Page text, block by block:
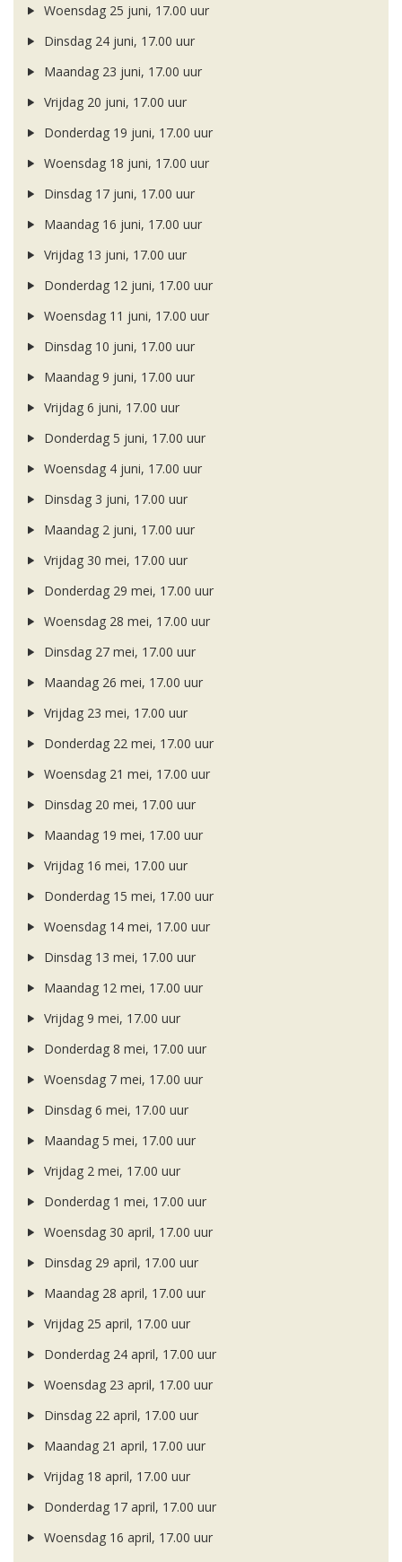
Woensdag 25 juni, 17.00 uur
Dinsdag 24 juni, 17.00 uur
Maandag 23 juni, 17.00 uur
Vrijdag 20 juni, 17.00 uur
Donderdag 19 juni, 17.00 uur
Woensdag 18 juni, 17.00 uur
Dinsdag 17 juni, 17.00 uur
Maandag 16 juni, 17.00 uur
Vrijdag 13 juni, 17.00 uur
Donderdag 12 juni, 17.00 uur
Woensdag 11 juni, 17.00 uur
Dinsdag 10 juni, 17.00 uur
Maandag 9 juni, 17.00 uur
Vrijdag 6 juni, 17.00 uur
Donderdag 5 juni, 17.00 uur
Woensdag 4 juni, 17.00 uur
Dinsdag 3 juni, 17.00 uur
Maandag 2 juni, 17.00 uur
Vrijdag 30 mei, 17.00 uur
Donderdag 29 mei, 17.00 uur
Woensdag 28 mei, 17.00 uur
Dinsdag 27 mei, 17.00 uur
Maandag 26 mei, 17.00 uur
Vrijdag 23 mei, 17.00 uur
Donderdag 22 mei, 17.00 uur
Woensdag 21 mei, 17.00 uur
Dinsdag 20 mei, 17.00 uur
Maandag 19 mei, 17.00 uur
Vrijdag 16 mei, 17.00 uur
Donderdag 15 mei, 17.00 uur
Woensdag 14 mei, 17.00 uur
Dinsdag 13 mei, 17.00 uur
Maandag 12 mei, 17.00 uur
Vrijdag 9 mei, 17.00 uur
Donderdag 8 mei, 17.00 uur
Woensdag 7 mei, 17.00 uur
Dinsdag 6 mei, 17.00 uur
Maandag 5 mei, 17.00 uur
Vrijdag 2 mei, 17.00 uur
Donderdag 1 mei, 17.00 uur
Woensdag 30 april, 17.00 uur
Dinsdag 29 april, 17.00 uur
Maandag 28 april, 17.00 uur
Vrijdag 25 april, 17.00 uur
Donderdag 24 april, 17.00 uur
Woensdag 23 april, 17.00 uur
Dinsdag 22 april, 17.00 uur
Maandag 21 april, 17.00 uur
Vrijdag 18 april, 17.00 uur
Donderdag 17 april, 17.00 uur
Woensdag 16 april, 17.00 uur